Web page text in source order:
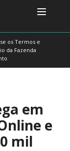
os Termos e
da Fazenda
em
e
mil